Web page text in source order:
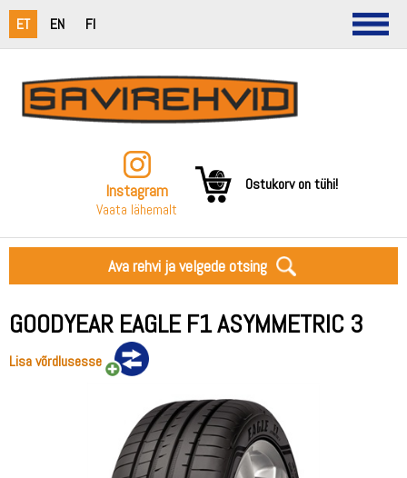
ET EN FI
Instagram
Vaata lähemalt
Ostukorv on tühi!
Ava rehvi ja velgede otsing
GOODYEAR EAGLE F1 ASYMMETRIC 3
Lisa võrdlusesse